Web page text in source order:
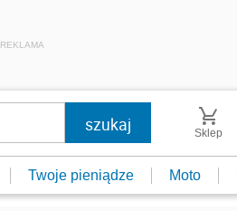
REKLAMA
Sklep
Twoje pieniądze Moto